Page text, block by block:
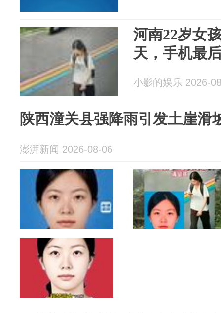
河南22岁女
天，手机最
小影的娱乐 2026-
陕西潼关县强降雨引发土崖滑
澎湃新闻 2026-08-06